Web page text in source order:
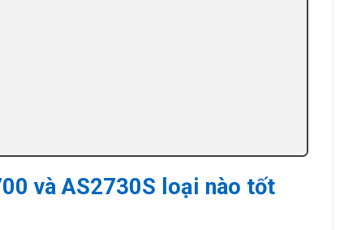
và AS2730S loại nào tốt